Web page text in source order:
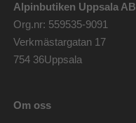
Alpinbutiken Uppsala AB
Org.nr: 559535-9091
Verkmästargatan 17
754 36Uppsala
Om oss